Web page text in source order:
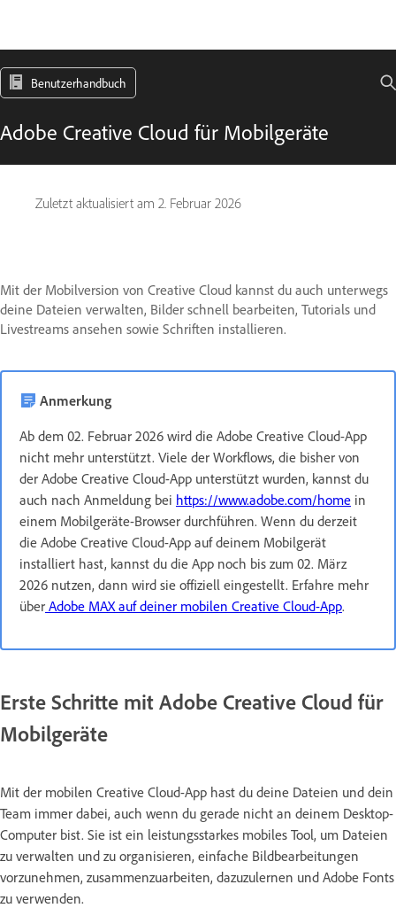
Benutzerhandbuch
Adobe Creative Cloud für Mobilgeräte
Zuletzt aktualisiert am 2. Februar 2026
Mit der Mobilversion von Creative Cloud kannst du auch unterwegs
deine Dateien verwalten, Bilder schnell bearbeiten, Tutorials und
Livestreams ansehen sowie Schriften installieren.
Anmerkung
Ab dem 02. Februar 2026 wird die Adobe Creative Cloud-App
nicht mehr unterstützt. Viele der Workflows, die bisher von
der Adobe Creative Cloud-App unterstützt wurden, kannst du
auch nach Anmeldung bei https://www.adobe.com/home in
einem Mobilgeräte-Browser durchführen. Wenn du derzeit
die Adobe Creative Cloud-App auf deinem Mobilgerät
installiert hast, kannst du die App noch bis zum 02. März
2026 nutzen, dann wird sie offiziell eingestellt. Erfahre mehr
über Adobe MAX auf deiner mobilen Creative Cloud-App.
Erste Schritte mit Adobe Creative Cloud für
Mobilgeräte
Mit der mobilen Creative Cloud-App hast du deine Dateien und dein
Team immer dabei, auch wenn du gerade nicht an deinem Desktop-
Computer bist. Sie ist ein leistungsstarkes mobiles Tool, um Dateien
zu verwalten und zu organisieren, einfache Bildbearbeitungen
vorzunehmen, zusammenzuarbeiten, dazuzulernen und Adobe Fonts
zu verwenden.